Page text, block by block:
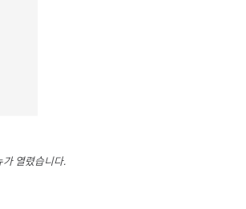
열렸습니다.